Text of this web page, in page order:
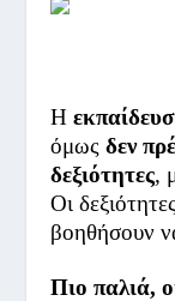
Η
όμωςδεν
δεξιότητες,
Οι
βοηθήσουν
Πιο παλιά,